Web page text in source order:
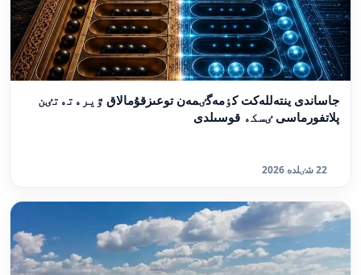
جاساندى ينتەللەكت كٶمەگٸمەن توعىزقۇمالاق ٷيرەتەتٸن
پلاتفورماسى ٸسكە قوسىلدى
22 شٸلدە 2026